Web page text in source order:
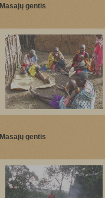
Masajų gentis
Masajų gentis